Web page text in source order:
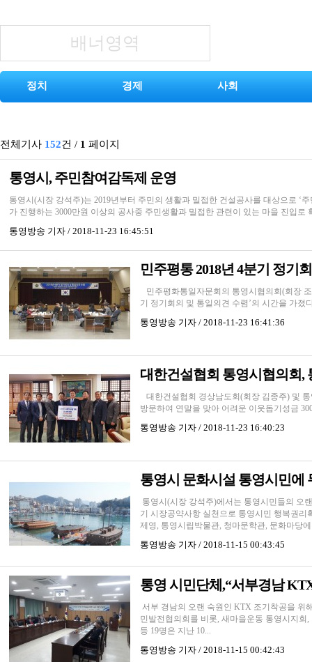
배너영역
정치 경제 사회
전체기사 152건 / 1 페이지
통영시, 주민참여감독제 운영
통영시(시장 강석주)는 2019년부터 주민의 생활과 밀접한 건설공사를 대상으로 ‘
가 진행하는 3000만원 이상의 공사중 주민생활과 밀접한 관련이 있는 마을 진입로
통영방송 기자 / 2018-11-23 16:45:51
민주평통 2018년 4분기 정기
민주평화통일자문회의 통영시협의회(회장
기 정기회의 및 통일의견 수렴’의 시간을 가
통영방송 기자 / 2018-11-23 16:41:36
대한건설협회 통영시협의회,
대한건설협회 경상남도회(회장 김종주) 및
방문하여 연말을 맞아 어려운 이웃돕기성금
통영방송 기자 / 2018-11-23 16:40:23
통영시 문화시설 통영시민에
통영시(시장 강석주)에서는 통영시민들의 오
기 시장공약사항 실천으로 통영시민 행복권리
제영, 통영시립박물관, 청마문학관, 문화마당
통영방송 기자 / 2018-11-15 00:43:45
통영 시민단체,“서부경남
서부 경남의 오랜 숙원인 KTX 조기착공을
민발전협의회를 비롯, 새마을운동 통영시지
등 19명은 지난 10...
통영방송 기자 / 2018-11-15 00:42:43